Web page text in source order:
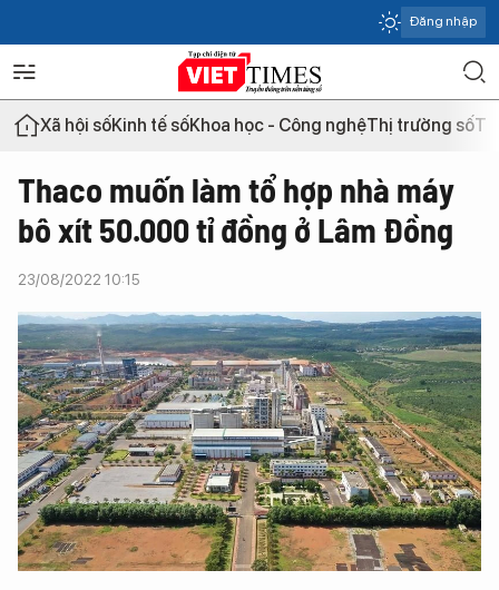
Đăng nhập
Xã hội sốKinh tế sốKhoa học - Công nghệThị trường số
Thaco muốn làm tổ hợp nhà máy
bô xít 50.000 tỉ đồng ở Lâm Đồng
23/08/2022 10:15